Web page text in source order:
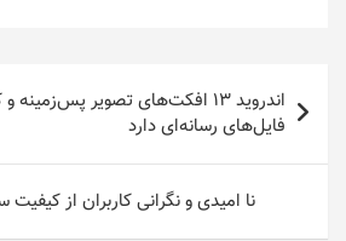
راهبری
نوشته
اندروید 13 افکت‌های تصویر
فایل‌های رسانه‌ای دارد
نا امیدی و نگرانی کاربران از